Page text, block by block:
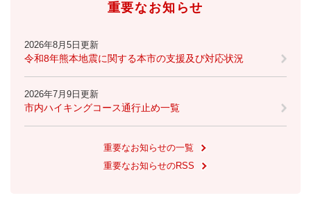
重要なお知らせ
2026年8月5日更新
令和8年熊本地震に関する本市の支援及び対応状況
2026年7月9日更新
市内ハイキングコース通行止め一覧
重要なお知らせの一覧
重要なお知らせのRSS